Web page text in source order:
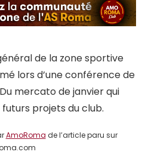
de la zone sportive
lors d’une conférence de
mercato de janvier qui
projets du club.
AmoRoma de l’article paru sur